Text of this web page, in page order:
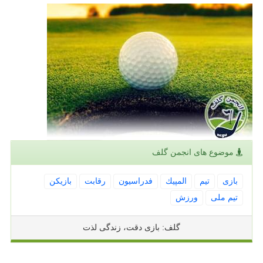
موضوع های انجمن گلف
بازی تیم المپیك فدراسیون رقابت
بازیكن
تیم ملی
ورزش
گلف: بازی دقت، زندگی لذت